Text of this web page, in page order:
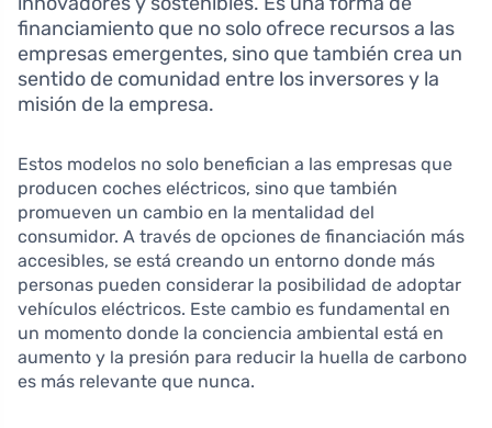
financiamiento que no solo ofrece recursos a las
empresas emergentes, sino que también crea un
sentido de comunidad entre los inversores y la
misión de la empresa.
Estos modelos no solo benefician a las empresas que
producen coches eléctricos, sino que también
promueven un cambio en la mentalidad del
consumidor. A través de opciones de financiación más
accesibles, se está creando un entorno donde más
personas pueden considerar la posibilidad de adoptar
vehículos eléctricos. Este cambio es fundamental en
un momento donde la conciencia ambiental está en
aumento y la presión para reducir la huella de carbono
es más relevante que nunca.